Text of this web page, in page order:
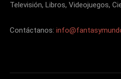
Televisión, Libros, Videojuegos,
Contáctanos: